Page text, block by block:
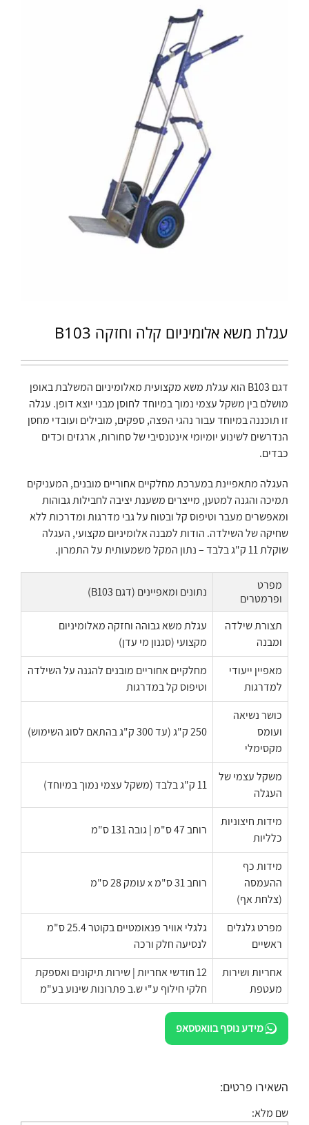
עגלת משא אלומיניום קלה וחזקה B103
דגם B103 הוא עגלת משא מקצועית מאלומיניום המשלבת באופן
מושלם בין משקל עצמי נמוך במיוחד לחוסן מבני יוצא דופן. עגלה
זו תוכננה במיוחד עבור נהגי הפצה, ספקים, מובילים ועובדי מחסן
הנדרשים לשינוע יומיומי אינטנסיבי של סחורות, ארגזים וכדים
כבדים.
העגלה מתאפיינת במערכת מחלקיים אחוריים מובנים, המעניקים
תמיכה והגנה למטען, מייצרים משענת יציבה לחבילות גבוהות
ומאפשרים מעבר וטיפוס קל ובטוח על גבי מדרגות ומדרכות ללא
שחיקה של השילדה. הודות למבנה אלומיניום מקצועי, העגלה
שוקלת 11 ק"ג בלבד – נתון המקל משמעותית על התמרון.
מפרט
ופרמטרים
נתונים ומאפיינים (דגם B103)
תצורת שילדה
ומבנה
עגלת משא גבוהה וחזקה מאלומיניום
מקצועי (סגנון מי עדן)
מאפיין ייעודי
למדרגות
מחלקיים אחוריים מובנים להגנה על השילדה
וטיפוס קל במדרגות
כושר נשיאה
ועומס
מקסימלי
250 ק"ג (עד 300 ק"ג בהתאם לסוג השימוש)
משקל עצמי של
העגלה
11 ק"ג בלבד (משקל עצמי נמוך במיוחד)
מידות חיצוניות
כלליות
רוחב 47 ס"מ | גובה 131 ס"מ
מידות כף
ההעמסה
(צלחת אף)
רוחב 31 ס"מ x עומק 28 ס"מ
מפרט גלגלים
ראשיים
גלגלי אוויר פנאומטיים בקוטר 25.4 ס"מ
לנסיעה חלק ורכה
אחריות ושירות
מעטפת
12 חודשי אחריות | שירות תיקונים ואספקת
חלקי חילוף ע"י ש.ב פתרונות שינוע בע"מ
מידע נוסף בוואטסאפ
השאירו פרטים:
שם מלא: